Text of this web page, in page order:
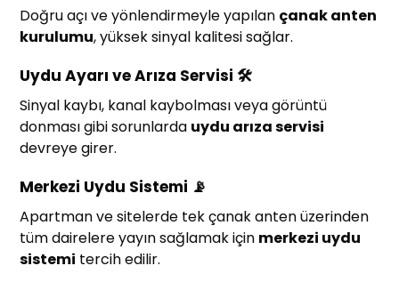
Doğru açı ve yönlendirmeyle yapılan çanak anten
kurulumu, yüksek sinyal kalitesi sağlar.
Uydu Ayarı ve Arıza Servisi 🛠️
Sinyal kaybı, kanal kaybolması veya görüntü
donması gibi sorunlarda uydu arıza servisi
devreye girer.
Merkezi Uydu Sistemi 📡
Apartman ve sitelerde tek çanak anten üzerinden
tüm dairelere yayın sağlamak için merkezi uydu
sistemi tercih edilir.